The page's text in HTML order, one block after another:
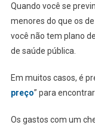
Quando você se
menores do que os
você não tem plano
de saúde pública.
Em muitos casos, é
preço” para
Os gastos com um